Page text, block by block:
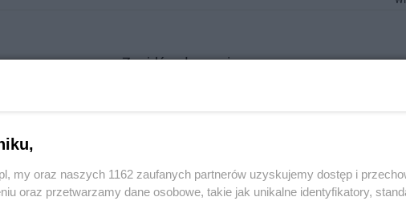
Znajdź ogłoszenie
my oraz naszych 1162 zaufanych partnerów uzyskujemy dostęp i
oraz przetwarzamy dane osobowe, takie jak unikalne identyfikatory,